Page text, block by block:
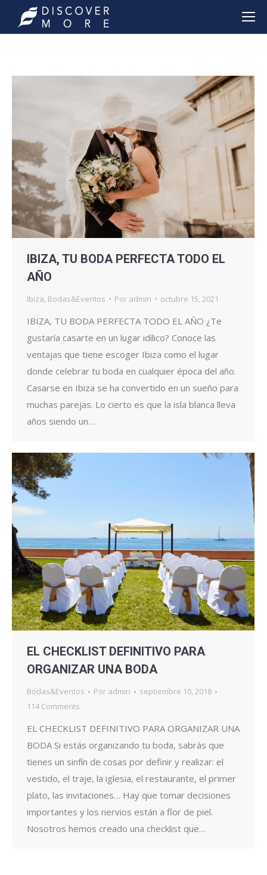
IBIZA, TU BODA PERFECTA TODO EL
AÑO
Ibiza Bodas&Eventos Por admin octubre 15, 2021
IBIZA, TU BODA PERFECTA TODO EL AÑO ¿Te
gustaría casarte en un lugar idílico? Conoce las
ventajas que tiene escoger Ibiza como el lugar
donde celebrar tu boda en cualquier época del año.
Casarse en Ibiza se ha convertido en un sueño para
muchas parejas. Lo cierto es que la isla blanca lleva
años siendo un…
EL CHECKLIST DEFINITIVO PARA
ORGANIZAR UNA BODA
Bodas&Eventos Por admin
septiembre 10, 2018
114 Comments
EL CHECKLIST DEFINITIVO PARA ORGANIZAR UNA
BODA Si estás organizando tu boda, sabrás que
tienes un sinfín de cosas por definir y realizar: el
vestido, el traje, la iglesia, el restaurante, el primer
plato, las invitaciones… Hay que tomar decisiones
importantes y los nervios están a flor de piel.
Nosotros hemos creado una checklist que…